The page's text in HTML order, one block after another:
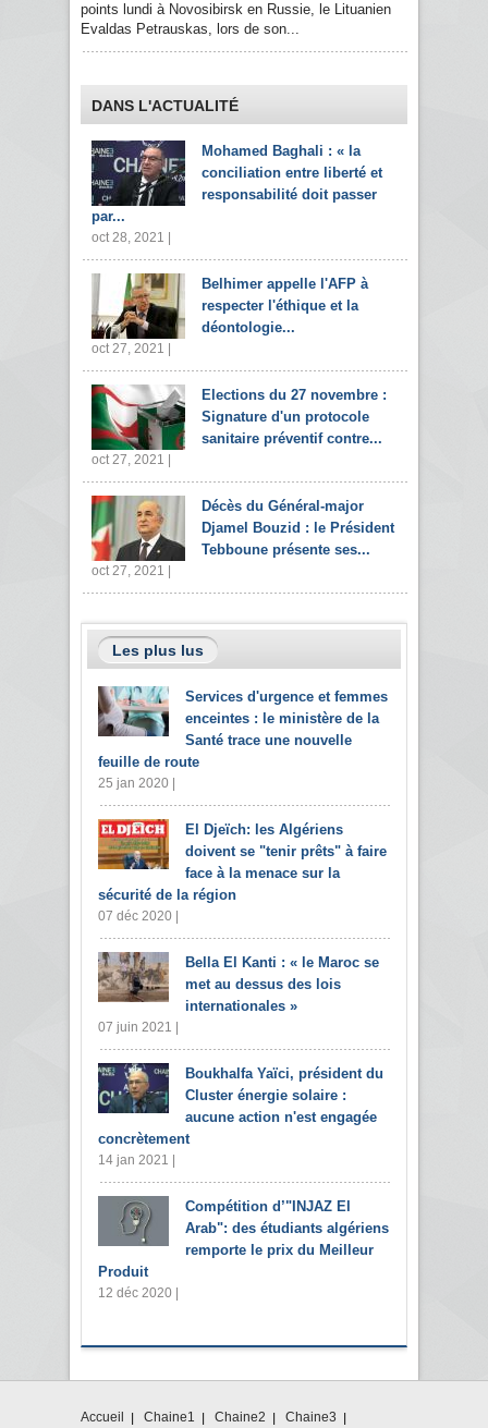
points lundi à Novosibirsk en Russie, le Lituanien
Evaldas Petrauskas, lors de son...
DANS L'ACTUALITÉ
Mohamed Baghali : « la
conciliation entre liberté et
responsabilité doit passer
par...
oct 28, 2021 |
Belhimer appelle l'AFP à
respecter l'éthique et la
déontologie...
oct 27, 2021 |
Elections du 27 novembre :
Signature d'un protocole
sanitaire préventif contre...
oct 27, 2021 |
Décès du Général-major
Djamel Bouzid : le Président
Tebboune présente ses...
oct 27, 2021 |
Les plus lus
Services d'urgence et femmes
enceintes : le ministère de la
Santé trace une nouvelle
feuille de route
25 jan 2020 |
El Djeïch: les Algériens
doivent se "tenir prêts" à faire
face à la menace sur la
sécurité de la région
07 déc 2020 |
Bella El Kanti : « le Maroc se
met au dessus des lois
internationales »
07 juin 2021 |
Boukhalfa Yaïci, président du
Cluster énergie solaire :
aucune action n'est engagée
concrètement
14 jan 2021 |
Compétition d’"INJAZ El
Arab": des étudiants algériens
remporte le prix du Meilleur
Produit
12 déc 2020 |
Accueil Chaine1 Chaine2 Chaine3